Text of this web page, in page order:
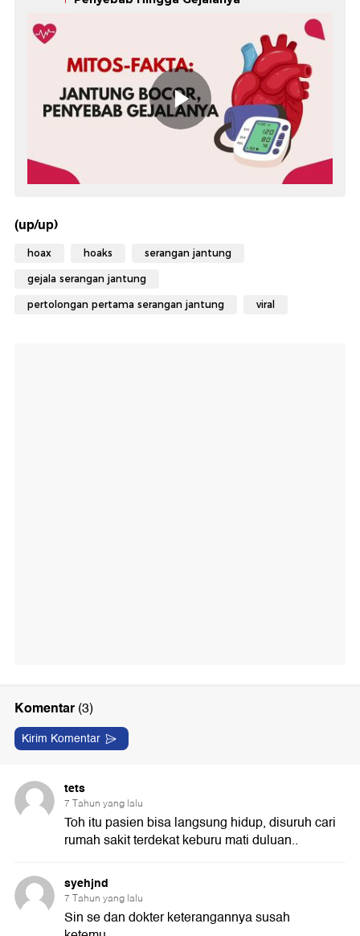
(up/up)
hoax hoaks serangan jantung
gejala serangan jantung
pertolongan pertama serangan jantung viral